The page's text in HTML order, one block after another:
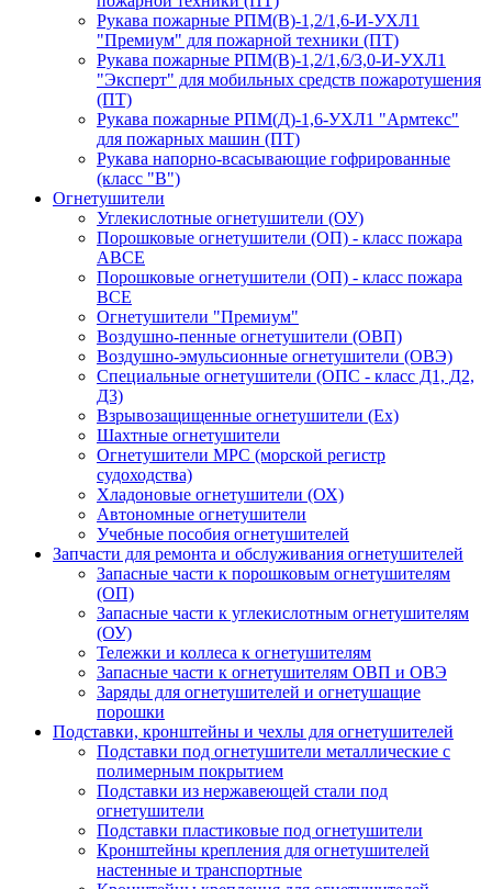
Рукава пожарные РПМ(В)-1,2/1,6-И-УХЛ1
"Премиум" для пожарной техники (ПТ)
Рукава пожарные РПМ(В)-1,2/1,6/3,0-И-УХЛ1
"Эксперт" для мобильных средств пожаротушения
(ПТ)
Рукава пожарные РПМ(Д)-1,6-УХЛ1 "Армтекс"
для пожарных машин (ПТ)
Рукава напорно-всасывающие гофрированные
(класс "В")
Огнетушители
Углекислотные огнетушители (ОУ)
Порошковые огнетушители (ОП) - класс пожара
АВСЕ
Порошковые огнетушители (ОП) - класс пожара
ВСЕ
Огнетушители "Премиум"
Воздушно-пенные огнетушители (ОВП)
Воздушно-эмульсионные огнетушители (ОВЭ)
Специальные огнетушители (ОПС - класс Д1, Д2,
Д3)
Взрывозащищенные огнетушители (Ex)
Шахтные огнетушители
Огнетушители МРС (морской регистр
судоходства)
Хладоновые огнетушители (ОХ)
Автономные огнетушители
Учебные пособия огнетушителей
Запчасти для ремонта и обслуживания огнетушителей
Запасные части к порошковым огнетушителям
(ОП)
Запасные части к углекислотным огнетушителям
(ОУ)
Тележки и коллеса к огнетушителям
Запасные части к огнетушителям ОВП и ОВЭ
Заряды для огнетушителей и огнетушащие
порошки
Подставки, кронштейны и чехлы для огнетушителей
Подставки под огнетушители металлические с
полимерным покрытием
Подставки из нержавеющей стали под
огнетушители
Подставки пластиковые под огнетушители
Кронштейны крепления для огнетушителей
настенные и транспортные